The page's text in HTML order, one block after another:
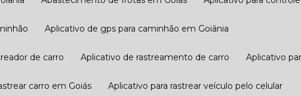
Aplicativo de gps para caminhão em Goiânia
de carro Aplicativo de rastreamento de carro Aplicativo
carro em Goiás Aplicativo para rastrear veículo pelo celular